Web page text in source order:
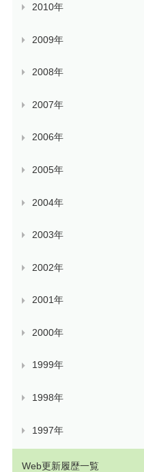
2010年
2009年
2008年
2007年
2006年
2005年
2004年
2003年
2002年
2001年
2000年
1999年
1998年
1997年
Web更新履歴一覧